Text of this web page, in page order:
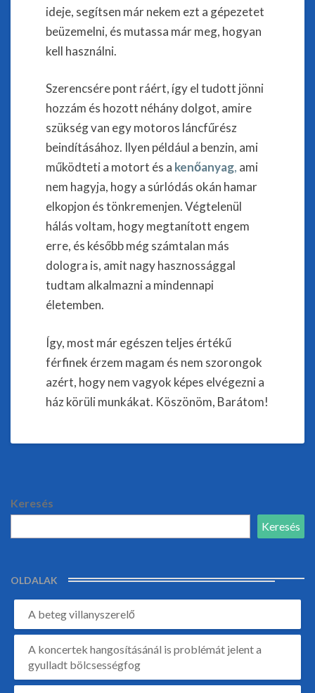
ideje, segítsen már nekem ezt a gépezetet
beüzemelni, és mutassa már meg, hogyan
kell használni.
Szerencsére pont ráért, így el tudott jönni
hozzám és hozott néhány dolgot, amire
szükség van egy motoros láncfűrész
beindításához. Ilyen például a benzin, ami
működteti a motort és a kenőanyag, ami
nem hagyja, hogy a súrlódás okán hamar
elkopjon és tönkremenjen. Végtelenül
hálás voltam, hogy megtanított engem
erre, és később még számtalan más
dologra is, amit nagy hasznossággal
tudtam alkalmazni a mindennapi
életemben.
Így, most már egészen teljes értékű
férfinek érzem magam és nem szorongok
azért, hogy nem vagyok képes elvégezni a
ház körüli munkákat. Köszönöm, Barátom!
Keresés
Keresés
OLDALAK
A beteg villanyszerelő
A koncertek hangosításánál is problémát jelent a
gyulladt bölcsességfog